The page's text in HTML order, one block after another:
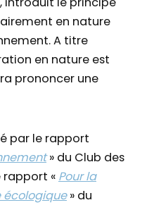
en nature
A titre
en nature est
prononcer une
par le rapport
» du Club des
rapport « Pour la
» du